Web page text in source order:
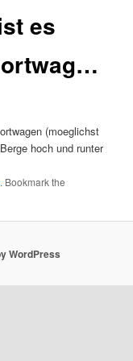
es
(moeglichst
hoch und runter
. Bookmark the
WordPress